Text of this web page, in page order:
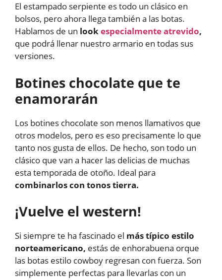
El estampado serpiente es todo un clásico en
bolsos, pero ahora llega también a las botas.
Hablamos de un lookespecialmente atrevido,
que podrá llenar nuestro armario en todas sus
versiones.
Botines chocolate que te
enamorarán
Los botines chocolate son menos llamativos que
otros modelos, pero es eso precisamente lo que
tanto nos gusta de ellos. De hecho, son todo un
clásico que van a hacer las delicias de muchas
esta temporada de otoño. Ideal para
combinarlos con tonos tierra.
¡Vuelve el western!
Si siempre te ha fascinado el más típico estilo
norteamericano, estás de enhorabuena orque
las botas estilo cowboy regresan con fuerza. Son
simplemente perfectas para llevarlas con un